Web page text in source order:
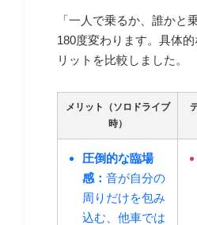
「一人で乗るか、誰かと
180度変わります。具体
リットを比較しました。
メリット（ソロドライブ
時）
圧倒的な臨場
感：音が自分の
周りだけを包み
込む、他車では